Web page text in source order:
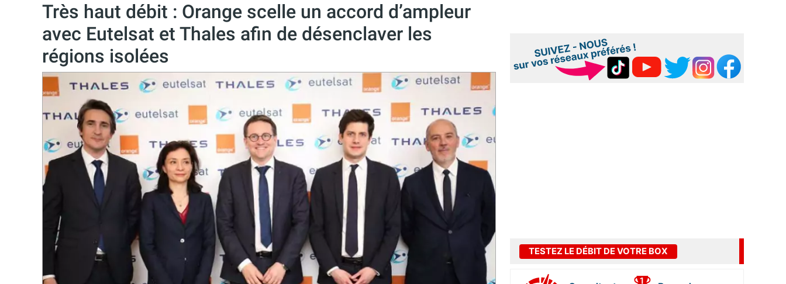
Très haut débit : Orange scelle un accord d’ampleur
avec Eutelsat et Thales afin de désenclaver les
régions isolées
TESTEZ LE DÉBIT DE VOTRE BOX